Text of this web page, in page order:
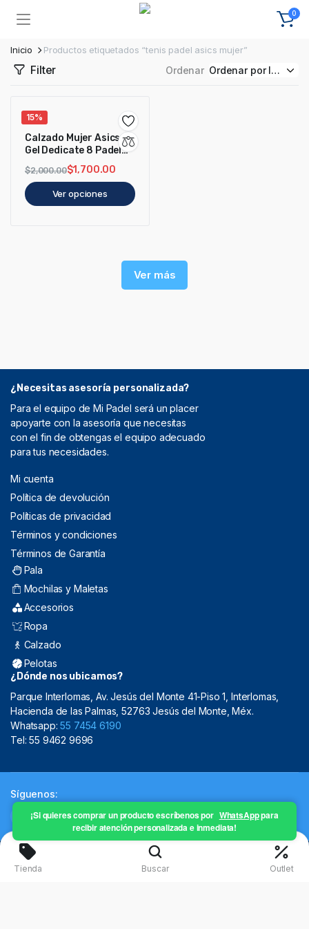
0
Inicio Productos etiquetados “tenis padel asics mujer”
Filter Ordenar
15%
Calzado Mujer Asics
Gel Dedicate 8 Padel
Amethyst/White
$2,000.00$1,700.00
Ver opciones
Ver más
¿Necesitas asesoría personalizada?
Para el equipo de Mi Padel será un placer
apoyarte con la asesoría que necesitas
con el fin de obtengas el equipo adecuado
para tus necesidades.
Mi cuenta
Política de devolución
Políticas de privacidad
Términos y condiciones
Términos de Garantía
Pala
Mochilas y Maletas
Accesorios
Ropa
Calzado
Pelotas
¿Dónde nos ubicamos?
Parque Interlomas, Av. Jesús del Monte 41-Piso 1, Interlomas,
Hacienda de las Palmas, 52763 Jesús del Monte, Méx.
Whatsapp:55 7454 6190
Tel: 55 9462 9696
Síguenos:
Copyright 2024 © Mistral Sporting Goods 2024
¡Si quieres comprar un producto escríbenos por WhatsApppara
recibir atención personalizada e inmediata!
Tienda Buscar Outlet